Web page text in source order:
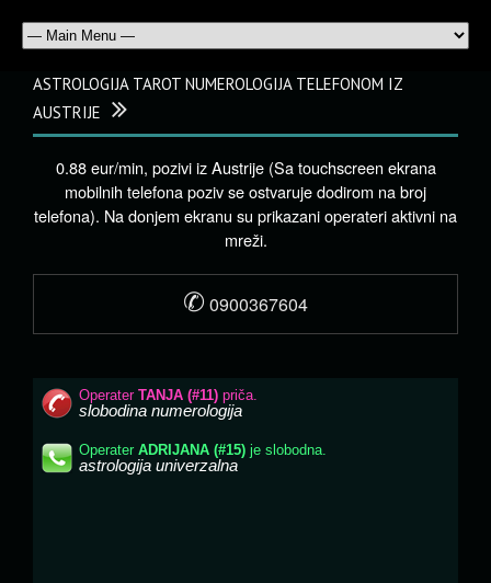
ASTROLOGIJA TAROT NUMEROLOGIJA TELEFONOM IZ
AUSTRIJE
0.88 eur/min, pozivi iz Austrije (Sa touchscreen ekrana
mobilnih telefona poziv se ostvaruje dodirom na broj
telefona). Na donjem ekranu su prikazani operateri aktivni na
mreži.
✆ 0900367604